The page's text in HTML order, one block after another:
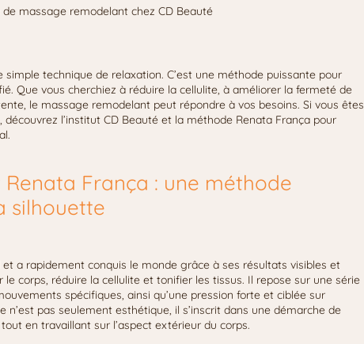
massage remodelant chez CD Beauté
simple technique de relaxation. C’est une méthode puissante pour
Que vous cherchiez à réduire la cellulite, à améliorer la fermeté de
le massage remodelant peut répondre à vos besoins. Si vous êtes
, découvrez l’institut CD Beauté et la méthode Renata França pour
França : une méthode
silhouette
a rapidement conquis le monde grâce à ses résultats visibles et
corps, réduire la cellulite et tonifier les tissus. Il repose sur une série
spécifiques, ainsi qu’une pression forte et ciblée sur
pas seulement esthétique, il s’inscrit dans une démarche de
en travaillant sur l’aspect extérieur du corps.